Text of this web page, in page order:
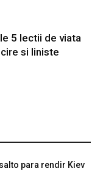
5 lectii de viata
si liniste
para rendir Kiev